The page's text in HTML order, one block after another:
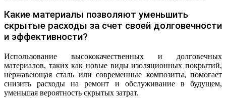
Какие материалы позволяют уменьшить
скрытые расходы за счет своей долговечности
и эффективности?
Использование высококачественных и долговечных
материалов, таких как новые виды изоляционных покрытий,
нержавеющая сталь или современные композиты, помогает
снизить расходы на ремонт и обслуживание в будущем,
уменьшая вероятность скрытых затрат.